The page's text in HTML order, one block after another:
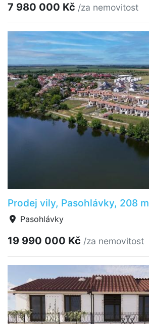
7 980 000 Kč /za nemovitost
Prodej vily, Pasohlávky, 208 m
Pasohlávky
19 990 000 Kč /za nemovitost